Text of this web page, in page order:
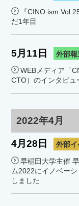
『CINO ism
だ1年目
5月11日 外部報
WEBメディア「
CTO）のインタビュ
2022年4月
4月28日 外部イ
早稲田大学主催
ム2022にイノベー
しました